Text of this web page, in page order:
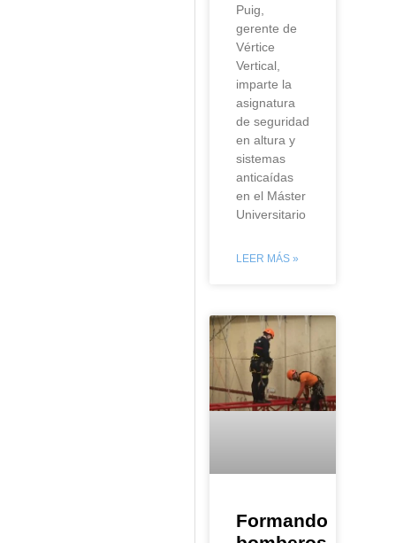
Puig,
gerente de
Vértice
Vertical,
imparte la
asignatura
de seguridad
en altura y
sistemas
anticaídas
en el Máster
Universitario
LEER MÁS »
Formando